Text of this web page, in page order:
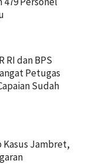
RI dan BPS
Petugas
Sudah
Kasus Jambret,